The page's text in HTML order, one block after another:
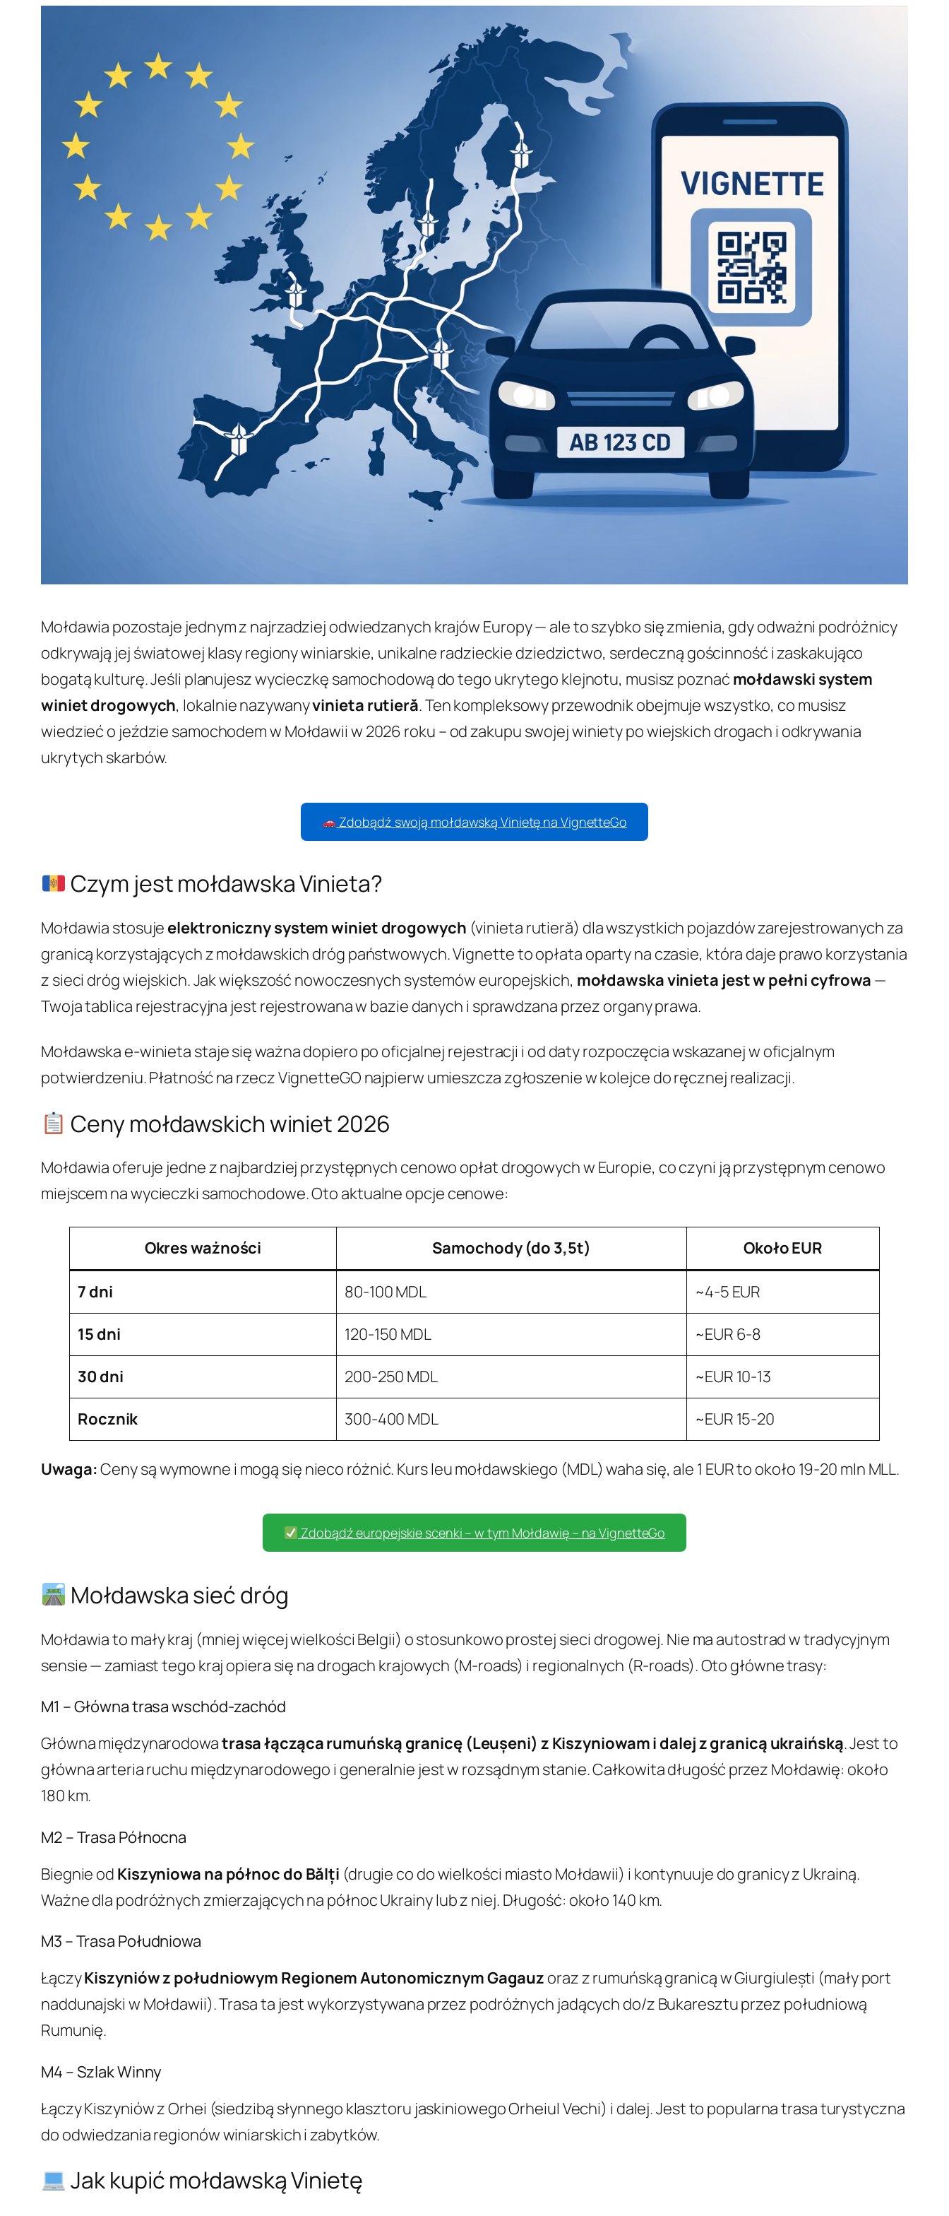
Mołdawia pozostaje jednym z najrzadziej odwiedzanych krajów Europy — ale to szybko się zmienia, gdy odważni podróżnicy
odkrywają jej światowej klasy regiony winiarskie, unikalne radzieckie dziedzictwo, serdeczną gościnność i zaskakująco
bogatą kulturę. Jeśli planujesz wycieczkę samochodową do tego ukrytego klejnotu, musisz poznać mołdawski system
winiet drogowych, lokalnie nazywanyvinieta rutieră. Ten kompleksowy przewodnik obejmuje wszystko, co musisz
wiedzieć o jeździe samochodem w Mołdawii w 2026 roku – od zakupu swojej winiety po wiejskich drogach i odkrywania
ukrytych skarbów.
Zdobądź swoją mołdawską Vinietę na VignetteGo
Czym jest mołdawska Vinieta?
Mołdawia stosuje elektroniczny system winiet drogowych (vinieta rutieră) dla wszystkich pojazdów zarejestrowanych za
granicą korzystających z mołdawskich dróg państwowych. Vignette to opłata oparty na czasie, która daje prawo korzystania
z sieci dróg wiejskich. Jak większość nowoczesnych systemów europejskich, mołdawska vinieta jest w pełni cyfrowa —
Twoja tablica rejestracyjna jest rejestrowana w bazie danych i sprawdzana przez organy prawa.
Mołdawska e-winieta staje się ważna dopiero po oficjalnej rejestracji i od daty rozpoczęcia wskazanej w oficjalnym
potwierdzeniu. Płatność na rzecz VignetteGO najpierw umieszcza zgłoszenie w kolejce do ręcznej realizacji.
Ceny mołdawskich winiet 2026
Mołdawia oferuje jedne z najbardziej przystępnych cenowo opłat drogowych w Europie, co czyni ją przystępnym cenowo
miejscem na wycieczki samochodowe. Oto aktualne opcje cenowe:
Okres ważności Samochody (do 3,5t) Około EUR
7 dni 80-100 MDL
~4-5 EUR
15 dni
120-150 MDL
~EUR 6-8
30 dni
200-250 MDL
~EUR 10-13
Rocznik
300-400 MDL ~EUR 15-20
Uwaga:Ceny są wymowne i mogą się nieco różnić. Kurs leu mołdawskiego (MDL) waha się, ale 1 EUR to około 19-20 mln MLL.
Zdobądź europejskie scenki – w tym Mołdawię – na VignetteGo
Mołdawska sieć dróg
Mołdawia to mały kraj (mniej więcej wielkości Belgii) o stosunkowo prostej sieci drogowej. Nie ma autostrad w tradycyjnym
sensie — zamiast tego kraj opiera się na drogach krajowych (M-roads) i regionalnych (R-roads). Oto główne trasy:
M1 – Główna trasa wschód-zachód
Główna międzynarodowatrasa łącząca rumuńską granicę (Leușeni) z Kiszyniowam i dalej z granicą ukraińską. Jest to
główna arteria ruchu międzynarodowego i generalnie jest w rozsądnym stanie. Całkowita długość przez Mołdawię: około
180 km.
M2 – Trasa Północna
Biegnie od Kiszyniowa na północ do Bălți (drugie co do wielkości miasto Mołdawii) i kontynuuje do granicy z Ukrainą.
Ważne dla podróżnych zmierzających na północ Ukrainy lub z niej. Długość: około 140 km.
M3 – Trasa Południowa
ŁączyKiszyniów z południowym Regionem Autonomicznym Gagauz oraz z rumuńską granicą w Giurgiulești (mały port
naddunajski w Mołdawii). Trasa ta jest wykorzystywana przez podróżnych jadących do/z Bukaresztu przez południową
Rumunię.
M4 – Szlak Winny
Łączy Kiszyniów z Orhei (siedzibą słynnego klasztoru jaskiniowego Orheiul Vechi) i dalej. Jest to popularna trasa turystyczna
do odwiedzania regionów winiarskich i zabytków.
Jak kupić mołdawską Vinietę